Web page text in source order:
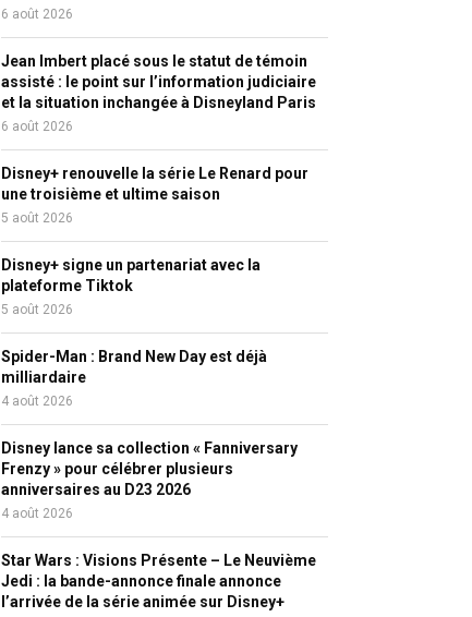
6 août 2026
Jean Imbert placé sous le statut de témoin
assisté : le point sur l’information judiciaire
et la situation inchangée à Disneyland Paris
6 août 2026
Disney+ renouvelle la série Le Renard pour
une troisième et ultime saison
5 août 2026
Disney+ signe un partenariat avec la
plateforme Tiktok
5 août 2026
Spider-Man : Brand New Day est déjà
milliardaire
4 août 2026
Disney lance sa collection « Fanniversary
Frenzy » pour célébrer plusieurs
anniversaires au D23 2026
4 août 2026
Star Wars : Visions Présente – Le Neuvième
Jedi : la bande-annonce finale annonce
l’arrivée de la série animée sur Disney+